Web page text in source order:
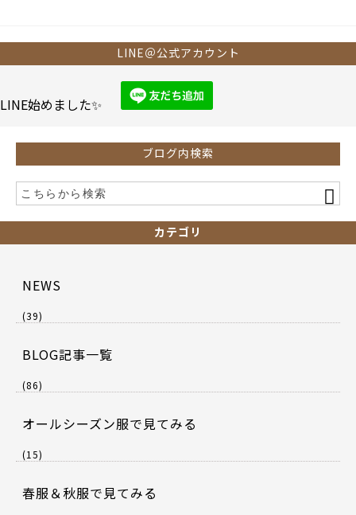
b
o
k
LINE＠公式アカウント
LINE始めました✨
ブログ内検索
カテゴリ
NEWS
(39)
BLOG記事一覧
(86)
オールシーズン服で見てみる
(15)
春服＆秋服で見てみる